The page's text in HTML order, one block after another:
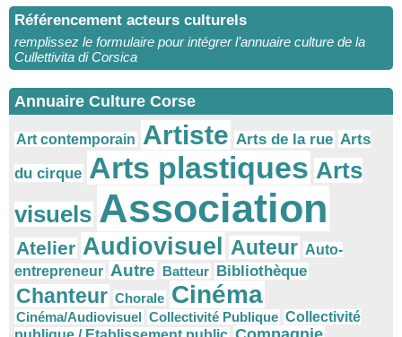
Référencement acteurs culturels
remplissez le formulaire pour intégrer l’annuaire culture de la
Cullettivita di Corsica
Annuaire Culture Corse
Art contemporain Artiste Arts de la rue Arts
du cirque Arts plastiques Arts
visuels Association
Atelier Audiovisuel Auteur Auto-
entrepreneur Autre Batteur Bibliothèque
Chanteur Chorale Cinéma
Cinéma/Audiovisuel Collectivité Publique Collectivité